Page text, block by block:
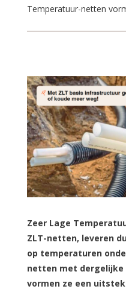
Temperatuur-netten
Zeer Lage
ZLT-netten, leveren
op temperaturen
netten met
vormen ze een